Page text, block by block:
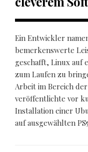
Ein Entwickler
bemerkenswerte
geschafft, Linux auf
zum Laufen zu
Arbeit im Bereich
veröffentlichte vor
Installation einer
auf ausgewählten